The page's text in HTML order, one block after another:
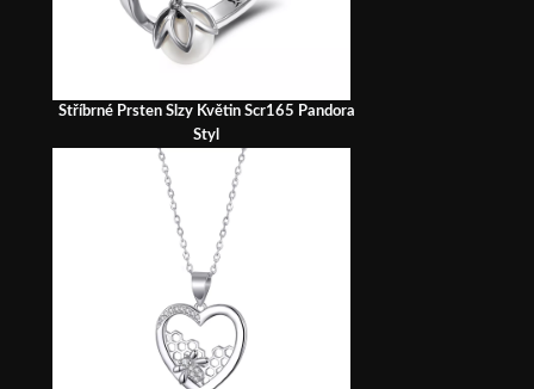
Stříbrné Prsten Slzy Květin Scr165 Pandora
Styl